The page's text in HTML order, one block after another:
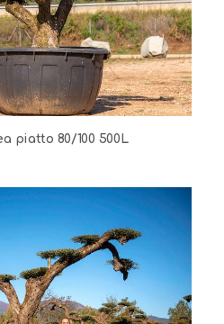
piatto 80/100 500L